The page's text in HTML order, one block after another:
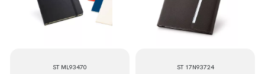
ST ML93470 ST 17N93724